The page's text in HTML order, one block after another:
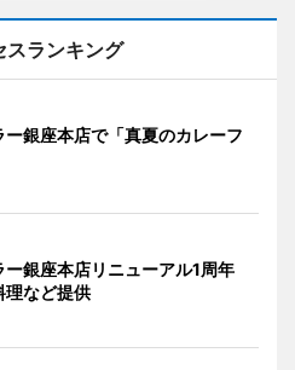
スランキング
ー銀座本店で「真夏のカレーフ
ー銀座本店リニューアル1周年
理など提供